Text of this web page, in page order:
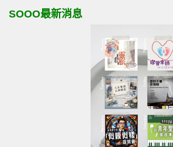
SOOO最新消息